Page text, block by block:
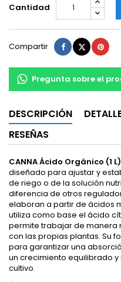
Cantidad
Compartir Compartir
Tuitear
Pregunta sobre el
DESCRIPCIÓN
RESEÑAS
CANNA Ácido Orgánico (1 L)
diseñado para ajustar y
de riego o de la solución
diferencia de otros
elaboran a partir de ácidos
utiliza como base el ácido
permite trabajar de manera
con las propias plantas. Su
para garantizar una
un crecimiento equilibrado
cultivo.